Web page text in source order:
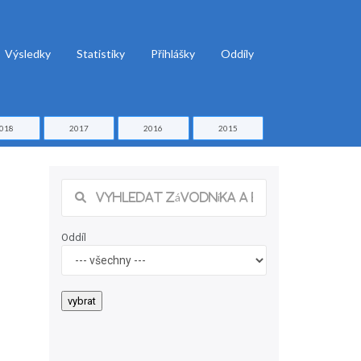
Výsledky Statistiky Přihlášky Oddíly
2017 2016 2015
Oddíl